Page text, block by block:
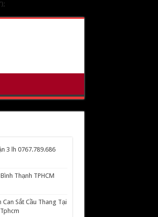
3 lh 0767.789.686
Thạnh TPHCM
Can Sắt Cầu Thang Tại